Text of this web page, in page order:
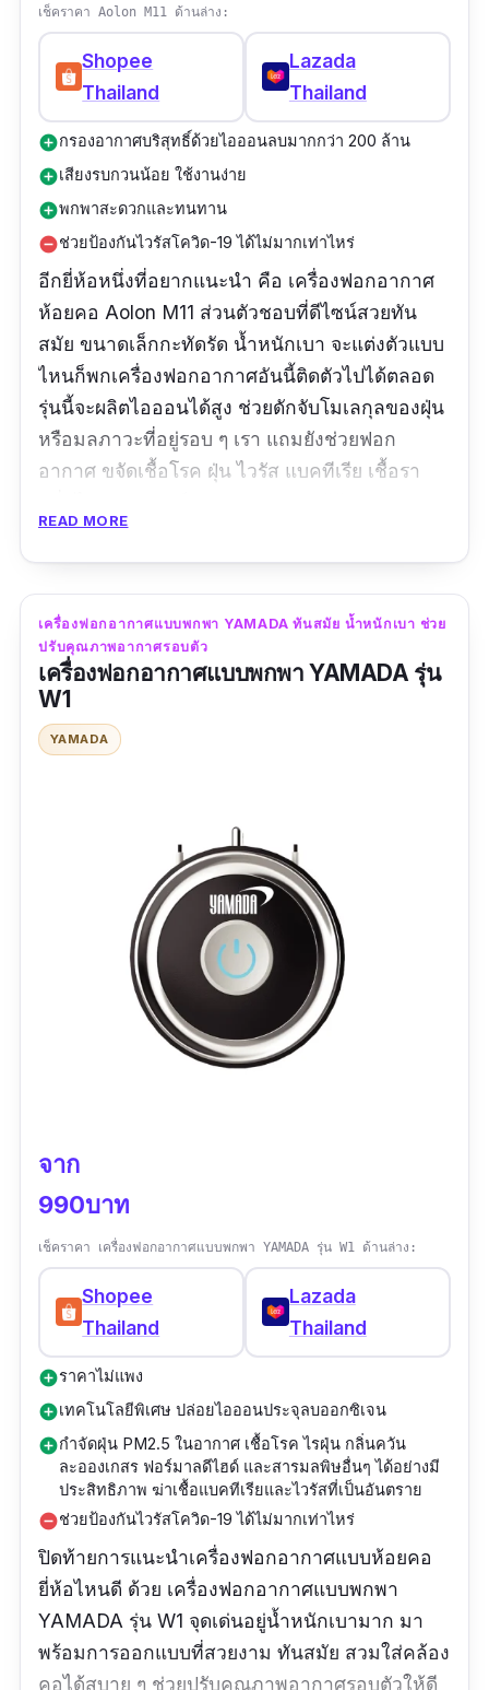
เช็คราคา Aolon M11 ด้านล่าง:
Shopee
Thailand
Lazada
Thailand
add_circleกรองอากาศบริสุทธิ์ด้วยไอออนลบมากกว่า 200 ล้าน
add_circleเสียงรบกวนน้อย ใช้งานง่าย
add_circleพกพาสะดวกและทนทาน
remove_circleช่วยป้องกันไวรัสโควิด-19 ได้ไม่มากเท่าไหร่
อีกยี่ห้อหนึ่งที่อยากแนะนำ คือ เครื่องฟอกอากาศ
ห้อยคอ Aolon M11 ส่วนตัวชอบที่ดีไซน์สวยทัน
สมัย ขนาดเล็กกะทัดรัด น้ำหนักเบา จะแต่งตัวแบบ
ไหนก็พกเครื่องฟอกอากาศอันนี้ติดตัวไปได้ตลอด
รุ่นนี้จะผลิตไอออนได้สูง ช่วยดักจับโมเลกุลของฝุ่น
หรือมลภาวะที่อยู่รอบ ๆ เรา แถมยังช่วยฟอก
อากาศ ขจัดเชื้อโรค ฝุ่น ไวรัส แบคทีเรีย เชื้อรา
ประสิทธิภาพเรียกได้ว่าครบในราคาเบา ๆ แนะนำ
เลย
รีวิว: เราชอบนะคะ ตลอดเวลาที่ใช้ไม่มีอาการคัด
จมูกให้รําคาญ พกพาไปไหนก็ง่าย กรองอากาศได้
ทุกที่ทุกเวลา มันทำให้เรามั่นใจทุกครั้งที่หายใจ
เข้าไป
READ MORE
เครื่องฟอกอากาศแบบพกพา YAMADA ทันสมัย น้ำหนักเบา ช่วย
ปรับคุณภาพอากาศรอบตัว
เครื่องฟอกอากาศแบบพกพา YAMADA รุ่น
W1
YAMADA
จาก
990บาท
เช็คราคา เครื่องฟอกอากาศแบบพกพา YAMADA รุ่น W1 ด้านล่าง:
Shopee
Thailand
Lazada
Thailand
add_circleราคาไม่แพง
add_circleเทคโนโลยีพิเศษ ปล่อยไอออนประจุลบออกซิเจน
add_circleกำจัดฝุ่น PM2.5 ในอากาศ เชื้อโรค ไรฝุ่น กลิ่นควัน
ละอองเกสร ฟอร์มาลดีไฮด์ และสารมลพิษอื่นๆ ได้อย่างมี
ประสิทธิภาพ ฆ่าเชื้อแบคทีเรียและไวรัสที่เป็นอันตราย
remove_circleช่วยป้องกันไวรัสโควิด-19 ได้ไม่มากเท่าไหร่
ปิดท้ายการแนะนำเครื่องฟอกอากาศแบบห้อยคอ
ยี่ห้อไหนดี ด้วย เครื่องฟอกอากาศแบบพกพา
YAMADA รุ่น W1 จุดเด่นอยู่น้ำหนักเบามาก มา
พร้อมการออกแบบที่สวยงาม ทันสมัย สวมใส่คล้อง
คอได้สบาย ๆ ช่วยปรับคุณภาพอากาศรอบตัวให้ดี